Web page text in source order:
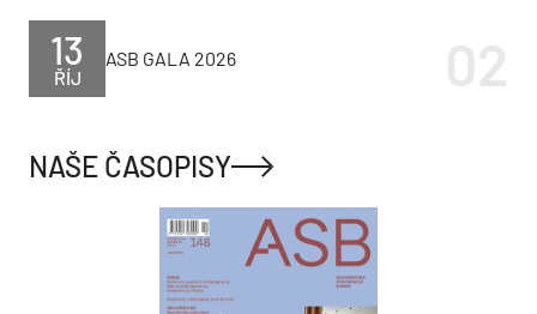
ŘÍJ
13 ASB GALA 2026
NAŠE ČASOPISY